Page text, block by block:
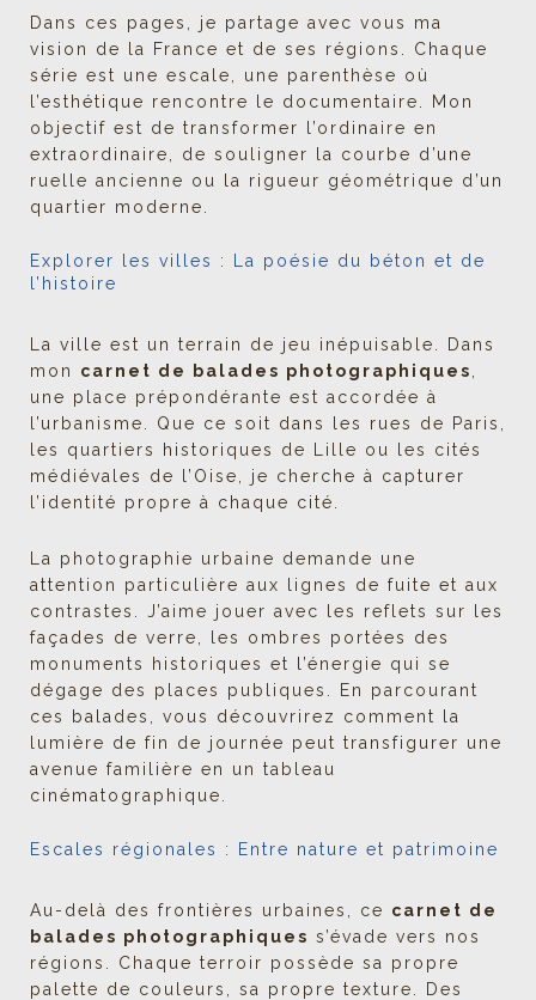
Dans ces pages, je partage avec vous ma
vision de la France et de ses régions. Chaque
série est une escale, une parenthèse où
l’esthétique rencontre le documentaire. Mon
objectif est de transformer l’ordinaire en
extraordinaire, de souligner la courbe d’une
ruelle ancienne ou la rigueur géométrique d’un
quartier moderne.
Explorer les villes : La poésie du béton et de
l’histoire
La ville est un terrain de jeu inépuisable. Dans
mon carnet de balades photographiques
une place prépondérante est accordée à
l’urbanisme. Que ce soit dans les rues de Paris,
les quartiers historiques de Lille ou les cités
médiévales de l’Oise, je cherche à capturer
l’identité propre à chaque cité.
La photographie urbaine demande une
attention particulière aux lignes de fuite et aux
contrastes. J’aime jouer avec les reflets sur les
façades de verre, les ombres portées des
monuments historiques et l’énergie qui se
dégage des places publiques. En parcourant
ces balades, vous découvrirez comment la
lumière de fin de journée peut transfigurer une
avenue familière en un tableau
cinématographique.
Escales régionales : Entre nature et patrimoine
Au-delà des frontières urbaines, ce carnet de
balades photographiques s’évade vers nos
régions. Chaque terroir possède sa propre
palette de couleurs, sa propre texture. Des